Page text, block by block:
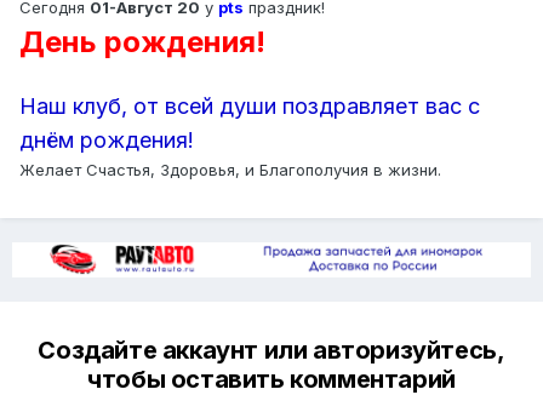
Сегодня 01-Август 20 у pts праздник!
День рождения!
Наш клуб, от всей души поздравляет вас с
днём рождения!
Желает Счастья, Здоровья, и Благополучия в жизни.
Создайте аккаунт или авторизуйтесь,
чтобы оставить комментарий